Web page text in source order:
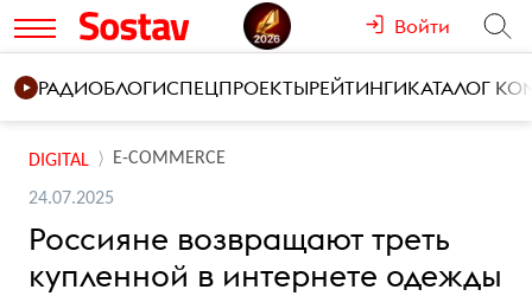
Войти
РАДИОБЛОГИСПЕЦПРОЕКТЫРЕЙТИНГИКАТАЛОГ
DIGITAL E-COMMERCE
24.07.2025
Россияне возвращают треть
купленной в интернете одежды